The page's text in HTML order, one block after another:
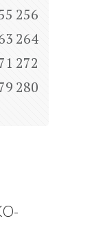
256
264
272
280